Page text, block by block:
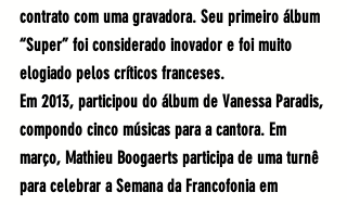
contrato com uma gravadora. Seu primeiro álbum
“Super” foi considerado inovador e foi muito
elogiado pelos críticos franceses.
Em 2013, participou do álbum de Vanessa Paradis,
compondo cinco músicas para a cantora. Em
março, Mathieu Boogaerts participa de uma turnê
para celebrar a Semana da Francofonia em